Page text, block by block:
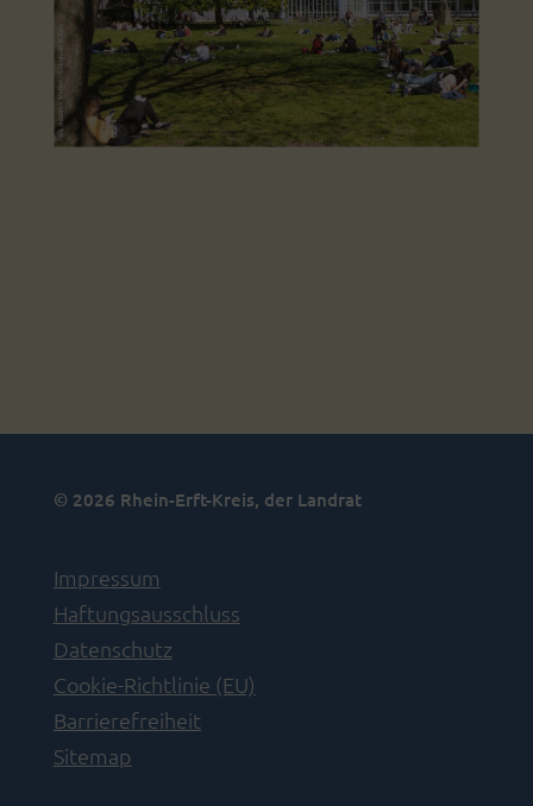
© 2026 Rhein-Erft-Kreis, der Landrat
Impressum
Haftungsausschluss
Datenschutz
Cookie-Richtlinie (EU)
Barrierefreiheit
Sitemap